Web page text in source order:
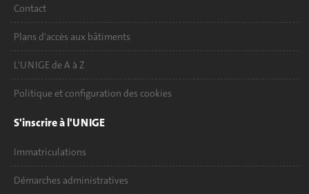
Contact
Plans d'accès aux bâtiments
L'UNIGE de A à Z
Politique et configuration des cookies
S'inscrire à l'UNIGE
Immatriculations
Démarches administratives